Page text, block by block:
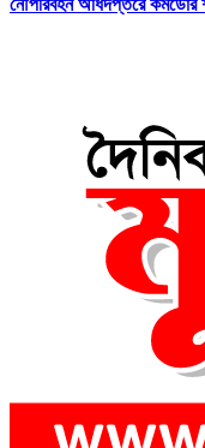
নৌপরিবহন অধিদপ্তরে কমডোর